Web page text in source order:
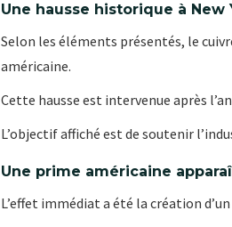
Une hausse historique à New
Selon les éléments présentés, le
américaine.
Cette hausse est intervenue après
L’objectif affiché est de soutenir
Une prime américaine
L’effet immédiat a été la création